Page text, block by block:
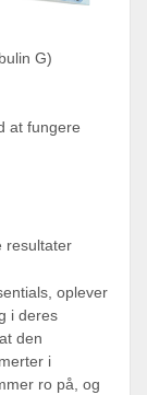
G)
at fungere
resultater
oplever
i deres
den
i
ro på, og